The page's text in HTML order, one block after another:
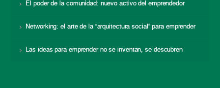
El poder de la comunidad: nuevo activo del emprendedor
Networking: el arte de la “arquitectura social” para emprender
Las ideas para emprender no se inventan, se descubren